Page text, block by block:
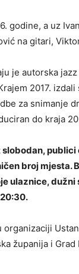
godine, a uz
na gitari,
je autorska
2017.
za snimanje
do kraja
broj mjesta.
ulaznice,
organizaciji
županija i Grad